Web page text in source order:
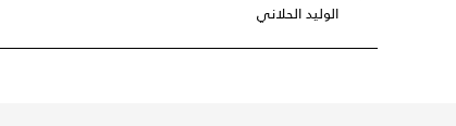
الوليد الحلاني